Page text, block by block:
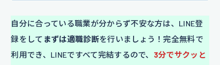
自分に合っている職業が分からず不安な方は、LINE登
録をして まずは適職診断を行いましょう！完全無料で
利用でき、LINEですべて完結するので、 3分でサクッと